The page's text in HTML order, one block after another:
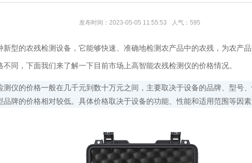
发布时间：2023-05-05 11:55:53 人气：595
新型的农残检测设备，它能够快速、准确地检测农产品中的农残，为农产
同，下面我们来了解一下目前市场上高智能农残检测仪的价格情况。
的价格一般在几千元到数十万元之间，主要取决于设备的品牌、型号
牌的价格相对较低。具体价格取决于设备的功能、性能和适用范围等因素